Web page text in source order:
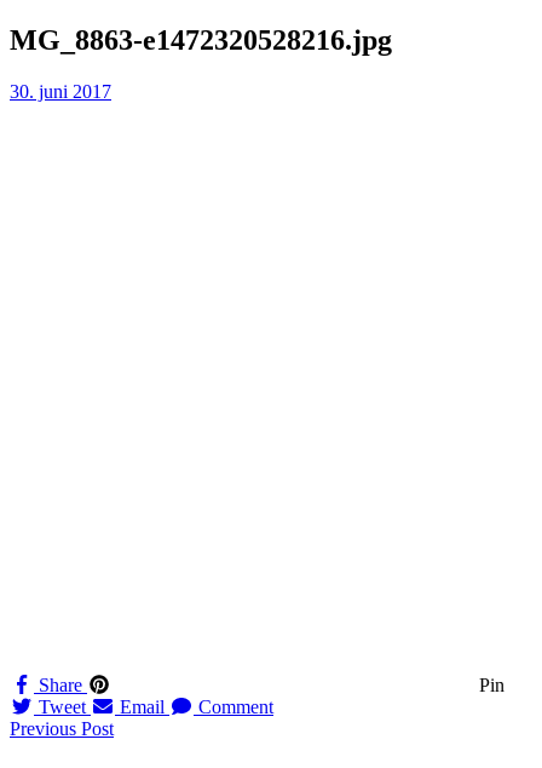
Skip
to
MG_8863-e1472320528216.jpg
30. juni 2017
Share
Pin
Tweet
Email Comment
Navigation
Previous Post